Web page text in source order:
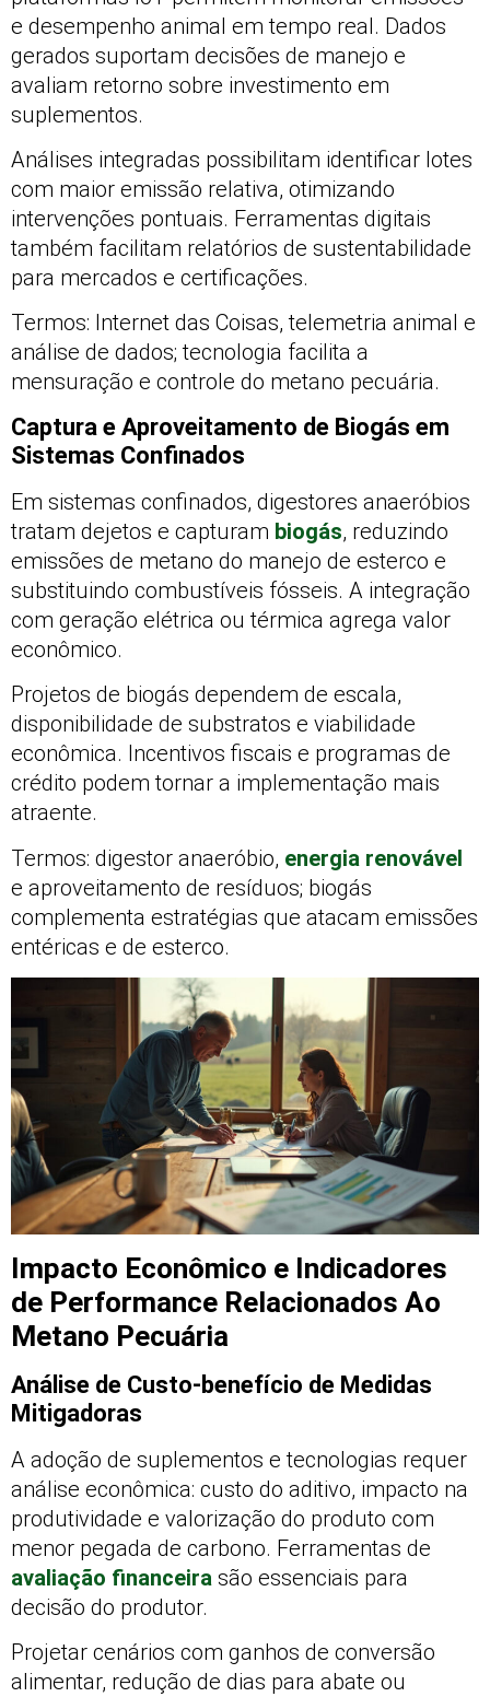
e desempenho animal em tempo real. Dados
gerados suportam decisões de manejo e
avaliam retorno sobre investimento em
suplementos.
Análises integradas possibilitam identificar lotes
com maior emissão relativa, otimizando
intervenções pontuais. Ferramentas digitais
também facilitam relatórios de sustentabilidade
para mercados e certificações.
Termos: Internet das Coisas, telemetria animal e
análise de dados; tecnologia facilita a
mensuração e controle do metano pecuária.
Captura e Aproveitamento de Biogás em
Sistemas Confinados
Em sistemas confinados, digestores anaeróbios
tratam dejetos e capturam biogás, reduzindo
emissões de metano do manejo de esterco e
substituindo combustíveis fósseis. A integração
com geração elétrica ou térmica agrega valor
econômico.
Projetos de biogás dependem de escala,
disponibilidade de substratos e viabilidade
econômica. Incentivos fiscais e programas de
crédito podem tornar a implementação mais
atraente.
Termos: digestor anaeróbio, energia renovável
e aproveitamento de resíduos; biogás
complementa estratégias que atacam emissões
entéricas e de esterco.
Impacto Econômico e Indicadores
de Performance Relacionados Ao
Metano Pecuária
Análise de Custo-benefício de Medidas
Mitigadoras
A adoção de suplementos e tecnologias requer
análise econômica: custo do aditivo, impacto na
produtividade e valorização do produto com
menor pegada de carbono. Ferramentas de
avaliação financeira são essenciais para
decisão do produtor.
Projetar cenários com ganhos de conversão
alimentar, redução de dias para abate ou